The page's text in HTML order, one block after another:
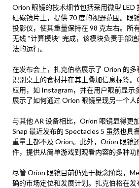
Orion 眼镜的技术细节包括采用微型 LED
硅碳镜片上，提供 70 度的视野范围。眼
投影仪，使其重量保持在 98 克左右。所
无线 “计算模块” 完成，该模块负责手部
法的运行。
在发布会上，扎克伯格展示了 Orion 的多
识别桌上的食材并在其上叠加信息标签
应用，如 Instagram，并在用户眼前显示
展示了如何通过 Orion 眼镜呈现另一个人
与其他 AR 设备相比，Orion 眼镜显得更
Snap 最近发布的 Spectacles 5 虽然也具
重量上都不及 Orion。此外，Orion 眼镜
件，提供从简单游戏到观看内容的多种功
尽管 Orion 眼镜目前仍处于概念阶段，
确的市场定位和发展计划。扎克伯格在